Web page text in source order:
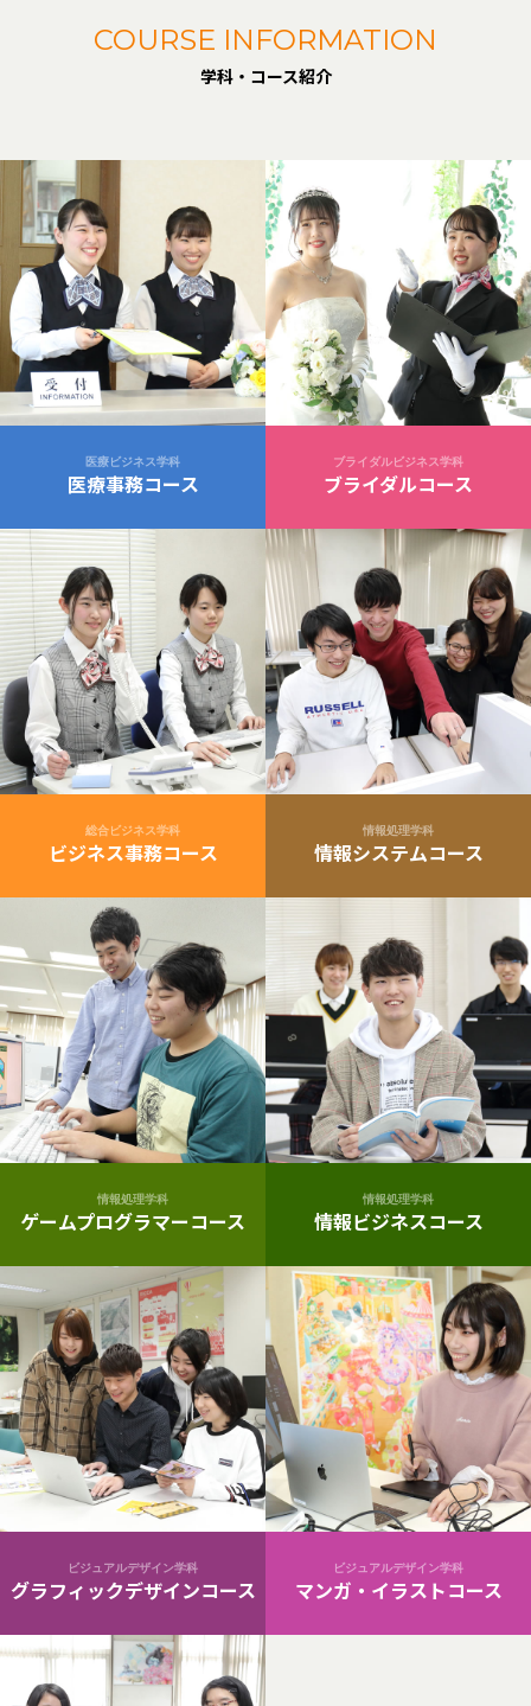
COURSE INFORMATION
学科・コース紹介
医療ビジネス学科
医療事務コース
ブライダルビジネス学科
ブライダルコース
総合ビジネス学科
ビジネス事務コース
情報処理学科
情報システムコース
情報処理学科
ゲームプログラマーコース
情報処理学科
情報ビジネスコース
ビジュアルデザイン学科
グラフィックデザインコース
ビジュアルデザイン学科
マンガ・イラストコース